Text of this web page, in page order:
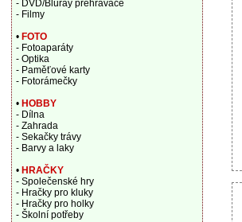
- DVD/Bluray přehrávače
- Filmy
• FOTO
- Fotoaparáty
- Optika
- Paměťové karty
- Fotorámečky
• HOBBY
- Dílna
- Zahrada
- Sekačky trávy
- Barvy a laky
• HRAČKY
- Společenské hry
- Hračky pro kluky
- Hračky pro holky
- Školní potřeby